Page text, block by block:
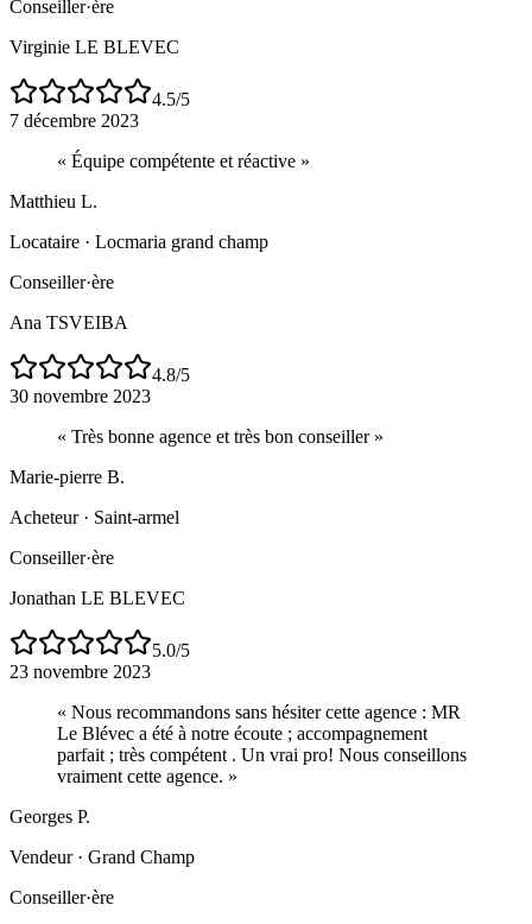
Conseiller·ère
Virginie LE BLEVEC
4.5/5
7 décembre 2023
« Équipe compétente et réactive »
Matthieu L.
Locataire · Locmaria grand champ
Conseiller·ère
Ana TSVEIBA
4.8/5
30 novembre 2023
« Très bonne agence et très bon conseiller»
Marie-pierre B.
Acheteur· Saint-armel
Conseiller·ère
Jonathan LE BLEVEC
5.0/5
23 novembre 2023
« Nous recommandons sans hésiter cette agence : MR
Le Blévec a été à notre écoute ; accompagnement
parfait ; très compétent . Un vrai pro! Nous conseillons
vraiment cette agence. »
Georges P.
Vendeur· Grand Champ
Conseiller·ère